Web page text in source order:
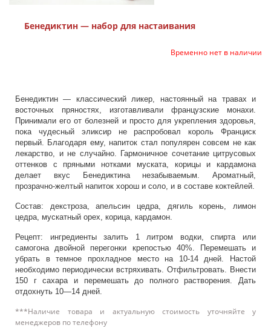
Бенедиктин — набор для настаивания
Временно нет в наличии
Бенедиктин — классический ликер, настоянный на травах и
восточных пряностях, изготавливали французские монахи.
Принимали его от болезней и просто для укрепления здоровья,
пока чудесный эликсир не распробовал король Франциск
первый. Благодаря ему, напиток стал популярен совсем не как
лекарство, и не случайно. Гармоничное сочетание цитрусовых
оттенков с пряными нотками муската, корицы и кардамона
делает вкус Бенедиктина незабываемым. Ароматный,
прозрачно-желтый напиток хорош и соло, и в составе коктейлей.
Состав: декстроза, апельсин цедра, дягиль корень, лимон
цедра, мускатный орех, корица, кардамон.
Рецепт: ингредиенты залить 1 литром водки, спирта или
самогона двойной перегонки крепостью 40%. Перемешать и
убрать в темное прохладное место на 10-14 дней. Настой
необходимо периодически встряхивать. Отфильтровать. Внести
150 г сахара и перемешать до полного растворения. Дать
отдохнуть 10—14 дней.
***Наличие товара и актуальную стоимость уточняйте у
менеджеров по телефону